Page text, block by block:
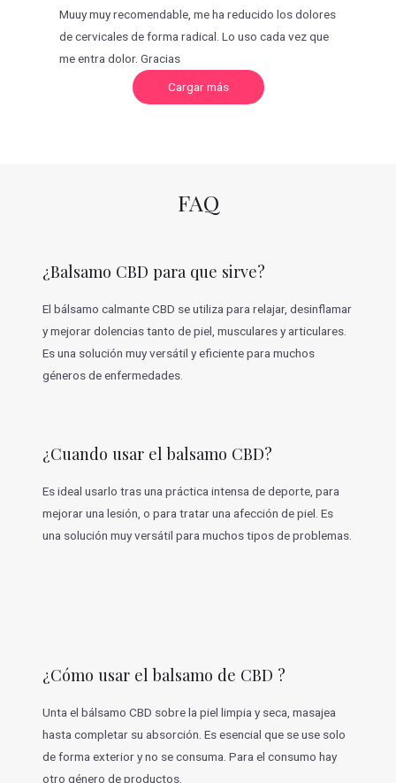
Muuy muy recomendable, me ha reducido los dolores
de cervicales de forma radical. Lo uso cada vez que
me entra dolor. Gracias
Cargar másC
r
i
o
e
s
FAQ
¿Balsamo CBD para que sirve?
El bálsamo calmante CBD se utiliza para relajar, desinflamar
y mejorar dolencias tanto de piel, musculares y articulares.
Es una solución muy versátil y eficiente para muchos
géneros de enfermedades.
¿Cuando usar el balsamo CBD?
Es ideal usarlo tras una práctica intensa de deporte, para
mejorar una lesión, o para tratar una afección de piel. Es
una solución muy versátil para muchos tipos de problemas.
¿Cómo usar el balsamo de CBD ?
Unta el bálsamo CBD sobre la piel limpia y seca, masajea
hasta completar su absorción. Es esencial que se use solo
de forma exterior y no se consuma. Para el consumo hay
otro género de productos.